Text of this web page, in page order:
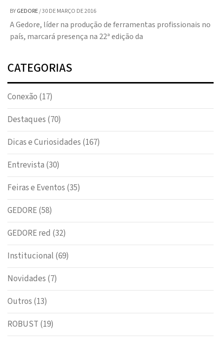
BYGEDORE/30 DE MARÇO DE 2016
A Gedore, líder na produção de ferramentas profissionais no
país, marcará presença na 22ª edição da
CATEGORIAS
Conexão (17)
Destaques (70)
Dicas e Curiosidades (167)
Entrevista (30)
Feiras e Eventos (35)
GEDORE(58)
GEDORE red (32)
Institucional (69)
Novidades (7)
Outros (13)
ROBUST (19)